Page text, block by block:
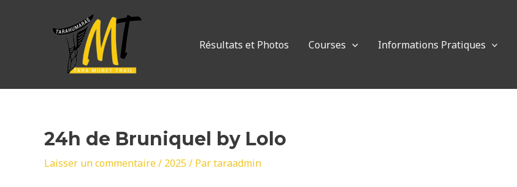
Résultats et Photos Courses Informations Pratiques
24h de Bruniquel by Lolo
Laisser un commentaire/ 2025 / Partaraadmin